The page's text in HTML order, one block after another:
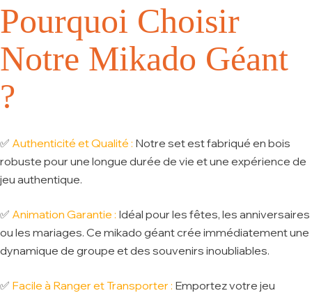
Pourquoi Choisir
Notre Mikado Géant
?
✅ Authenticité et Qualité : Notre set est fabriqué en bois
robuste pour une longue durée de vie et une expérience de
jeu authentique.
✅ Animation Garantie : Idéal pour les fêtes, les anniversaires
ou les mariages. Ce mikado géant crée immédiatement une
dynamique de groupe et des souvenirs inoubliables.
✅ Facile à Ranger et Transporter : Emportez votre jeu